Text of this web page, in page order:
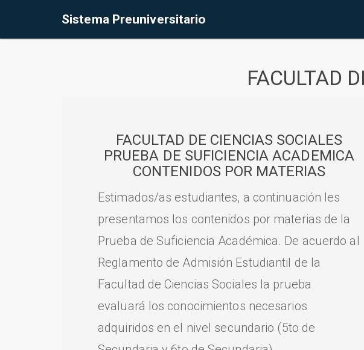
Sistema Preuniversitario
FACULTAD
FACULTAD DE CIENCIAS SOCIALES
PRUEBA DE SUFICIENCIA ACADEMICA
CONTENIDOS POR MATERIAS
Estimados/as estudiantes, a continuación les
presentamos los contenidos por materias de la
Prueba de Suficiencia Académica. De acuerdo al
Reglamento de Admisión Estudiantil de la
Facultad de Ciencias Sociales la prueba
evaluará los conocimientos necesarios
adquiridos en el nivel secundario (5to de